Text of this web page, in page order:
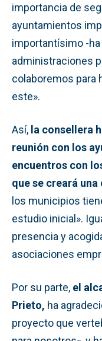
importancia de
ayuntamientos
importantísimo -
administraciones
colaboremos para
este».
Así, la consellera
reunión con los
encuentros con
que se creará
los municipios
estudio inicial».
presencia y
asociaciones
Por su parte, el
Prieto, ha
proyecto que